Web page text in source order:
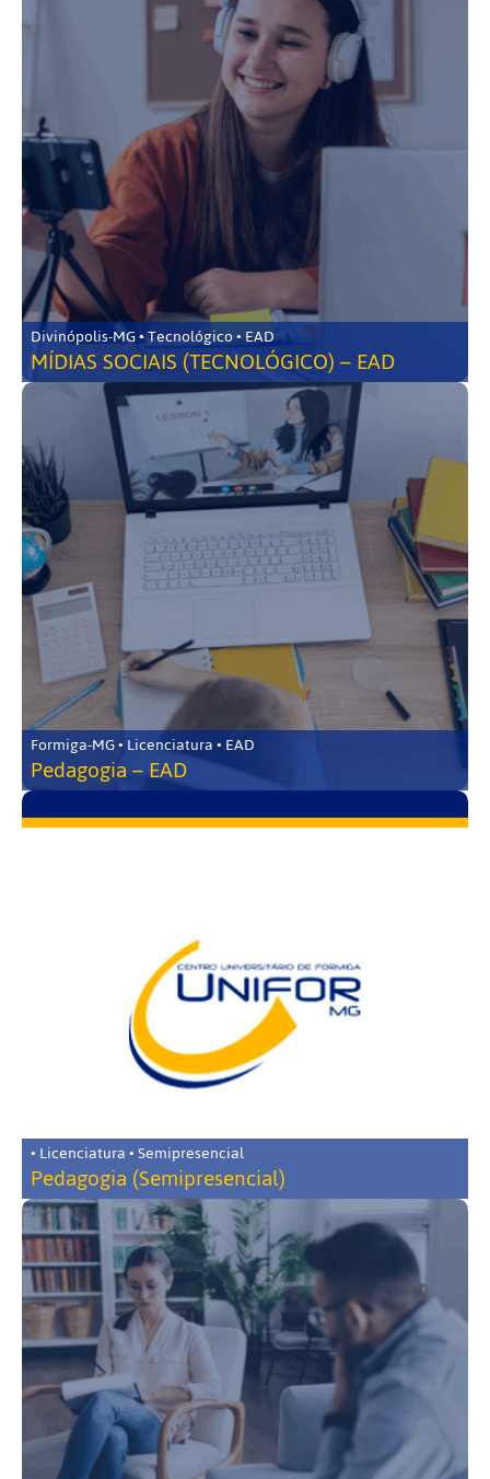
Divinópolis-MG • Tecnológico • EAD
MÍDIAS SOCIAIS (TECNOLÓGICO) – EAD
Formiga-MG • Licenciatura • EAD
Pedagogia – EAD
• Licenciatura • Semipresencial
Pedagogia (Semipresencial)